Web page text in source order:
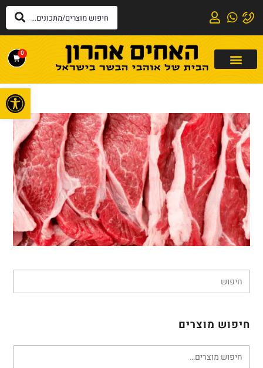
0
חיפוש מוצרים